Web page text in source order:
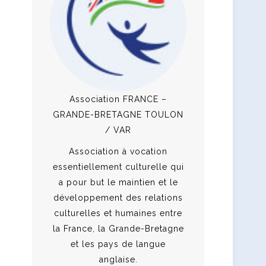
Association FRANCE –
GRANDE-BRETAGNE TOULON
/ VAR
Association à vocation
essentiellement culturelle qui
a pour but le maintien et le
développement des relations
culturelles et humaines entre
la France, la Grande-Bretagne
et les pays de langue
anglaise.